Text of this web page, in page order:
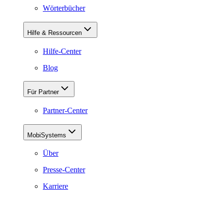
Wörterbücher
Hilfe & Ressourcen
Hilfe-Center
Blog
Für Partner
Partner-Center
MobiSystems
Über
Presse-Center
Karriere